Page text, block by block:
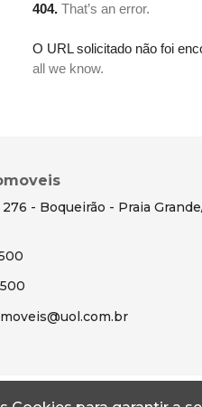
276 - Boqueirão - Praia